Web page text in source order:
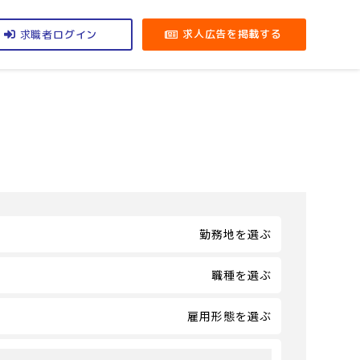
求職者ログイン 求人広告を掲載する
勤務地を選ぶ
職種を選ぶ
雇用形態を選ぶ